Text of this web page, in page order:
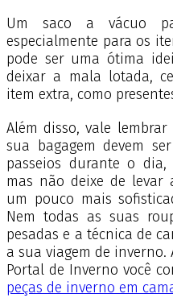
Um saco a vácuo
especialmente para os
pode ser uma ótima
deixar a mala lotada,
item extra, como
Além disso, vale
sua bagagem devem
passeios durante o dia,
mas não deixe de levar
um pouco mais
Nem todas as suas
pesadas e a técnica de
a sua viagem de
Portal de Inverno você
peças de inverno em